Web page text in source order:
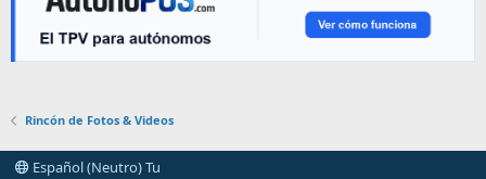
Rincón de Fotos & Videos
Español (Neutro) Tu